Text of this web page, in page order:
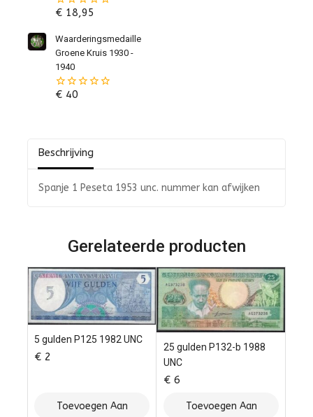
0
de
€18,95
Waarderingsmedaille
Groene Kruis 1930 -
1940
0
€40
Beschrijving
Spanje 1 Peseta 1953 unc. nummer kan afwijken
Gerelateerde producten
5 gulden P125 1982 UNC
€ 2
Toevoegen Aan
25 gulden P132-b 1988
UNC
€ 6
Toevoegen Aan